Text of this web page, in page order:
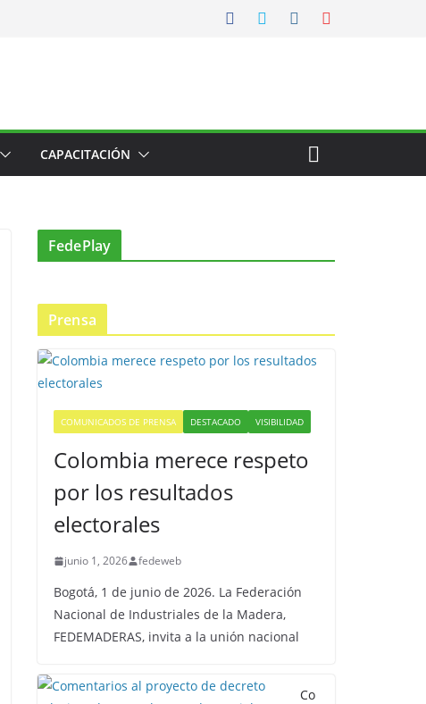
CAPACITACIÓN
FedePlay
Prensa
COMUNICADOS DE PRENSA DESTACADO VISIBILIDAD
Colombia merece respeto
por los resultados
electorales
junio 1, 2026 fedeweb
Bogotá, 1 de junio de 2026. La Federación
Nacional de Industriales de la Madera,
FEDEMADERAS, invita a la unión nacional
Co